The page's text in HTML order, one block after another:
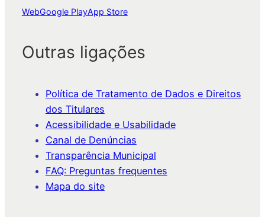
WebGoogle PlayApp Store
Outras ligações
Política de Tratamento de Dados e Direitos
dos Titulares
Acessibilidade e Usabilidade
Canal de Denúncias
Transparência Municipal
FAQ: Preguntas frequentes
Mapa do site